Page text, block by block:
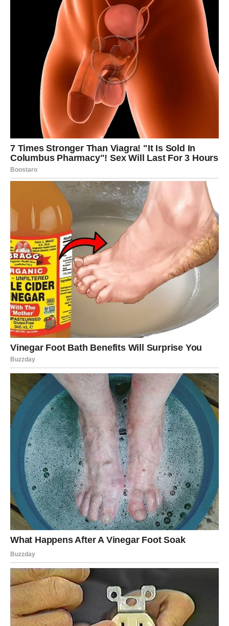
To priznanje može potpuno promijeniti način na koji
gledaš na prošlost.
Pred kraj ovog perioda očekuje te i veoma lijepa vijest.
Nešto zbog čega ćeš konačno osjetiti da sudbina nije
zaboravila na tebe.
ŽUTA RUŽA
Ako si izabrao/la žutu ružu, tebi naredni dani donose
sreću, olakšanje i mnogo pozitivne energije.
Poslije perioda stresa, umora i razmišljanja o problemima,
dolazi vrijeme kada ćeš konačno moći malo da odahneš.
Počinju se otvarati putevi koji su dugo bili zatvoreni.
Moguće je da ćeš dobiti vijest koju dugo čekaš.
To može biti vezano za posao, novac ili neku želju koju
već dugo nosiš u sebi.
Žuta ruža pokazuje da sudbina sada radi u tvoju korist.
Ako si imao/la osjećaj da daješ mnogo, a dobijaš malo, to
se uskoro mijenja.
Neko će konačno primijetiti tvoj trud i pokazati ti koliko
vrijediš.
Pred tobom su i lijepi susreti.
Naredni dani donose više druženja, smijeha i pozitivnih
razgovora.
Bićeš okružen/a ljudima koji ti vraćaju energiju i
popravljaju raspoloženje.
Jedna osoba mogla bi odigrati veoma važnu ulogu u tvom
životu.
To može biti prijatelj, kolega ili neko koga tek upoznaješ.
Ta osoba donosi ti podršku i osjećaj sigurnosti.
Ako si u posljednje vrijeme bio/la zabrinut/a zbog novca,
dolazi olakšanje.
Moguće je iznenadno dobijanje novca, bolja poslovna
prilika ili pomoć onda kada ti bude najpotrebnija.
Žuta ruža nosi i simboliku novih početaka.
Mnogi koji su izabrali ovu ružu uskoro će donijeti odluku
koja će im promijeniti svakodnevicu.